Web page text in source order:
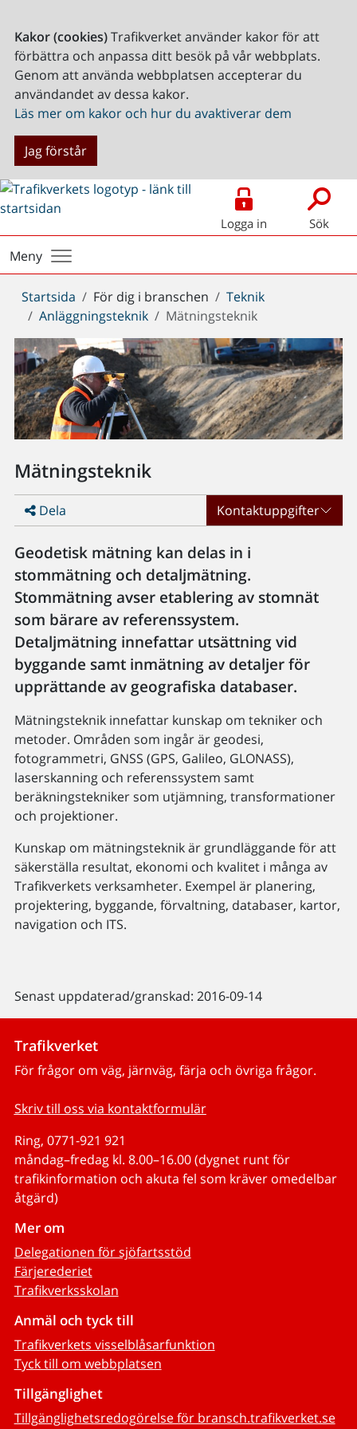
Kakor (cookies)Trafikverket använder kakor för att
förbättra och anpassa ditt besök på vår webbplats.
Genom att använda webbplatsen accepterar du
användandet av dessa kakor.
Läs mer om kakor och hur du avaktiverar dem
Jag förstår
Logga in Sök
Meny
Du
är
här:
Startsida För dig i branschen
Teknik
Anläggningsteknik
Mätningsteknik
Mätningsteknik
Dela Kontaktuppgifter
Geodetisk mätning kan delas in i
stommätning och detaljmätning.
Stommätning avser etablering av stomnät
som bärare av referenssystem.
Detaljmätning innefattar utsättning vid
byggande samt inmätning av detaljer för
upprättande av geografiska databaser.
Mätningsteknik innefattar kunskap om tekniker och
metoder. Områden som ingår är geodesi,
fotogrammetri, GNSS (GPS, Galileo, GLONASS),
laserskanning och referenssystem samt
beräkningstekniker som utjämning, transformationer
och projektioner.
Kunskap om mätningsteknik är grundläggande för att
säkerställa resultat, ekonomi och kvalitet i många av
Trafikverkets verksamheter. Exempel är planering,
projektering, byggande, förvaltning, databaser, kartor,
navigation och ITS.
Senast uppdaterad/granskad: 2016-09-14
Trafikverket
För frågor om väg, järnväg, färja och övriga frågor.
Skriv till oss via kontaktformulär
Ring, 0771-921 921
måndag–fredag kl. 8.00–16.00 (dygnet runt för
trafikinformation och akuta fel som kräver omedelbar
åtgärd)
Mer om
Delegationen för sjöfartsstöd
Färjerederiet
Trafikverksskolan
Anmäl och tyck till
Trafikverkets visselblåsarfunktion
Tyck till om webbplatsen
Tillgänglighet
Tillgänglighetsredogörelse för bransch.trafikverket.se